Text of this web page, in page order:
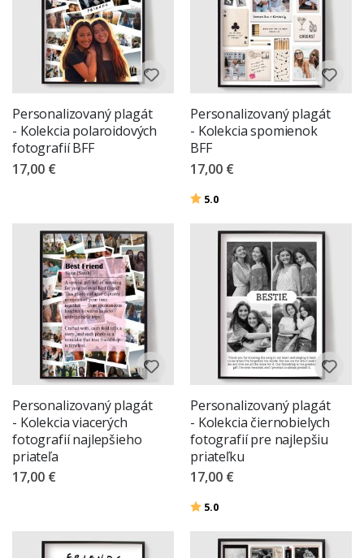
Personalizovaný plagát
- Kolekcia polaroidových
fotografií BFF
17,00 €
Personalizovaný plagát
- Kolekcia spomienok
BFF
17,00 €
Hodnotenie:
5.0
Personalizovaný plagát
- Kolekcia viacerých
fotografií najlepšieho
priateľa
17,00 €
Personalizovaný plagát
- Kolekcia čiernobielych
fotografií pre najlepšiu
priateľku
17,00 €
Hodnotenie:
5.0